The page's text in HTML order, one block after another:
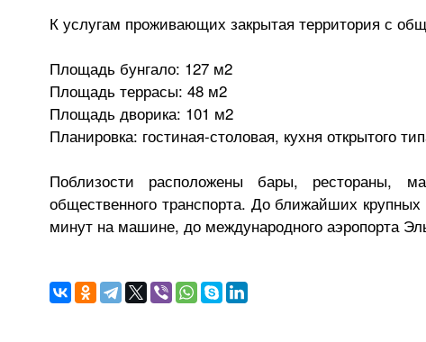
К услугам проживающих закрытая территория с
Площадь бунгало: 127 м2
Площадь террасы: 48 м2
Площадь дворика: 101 м2
Планировка: гостиная-столовая, кухня открытого
Поблизости расположены бары, рестораны,
общественного транспорта. До ближайших
минут на машине, до международного аэропорта